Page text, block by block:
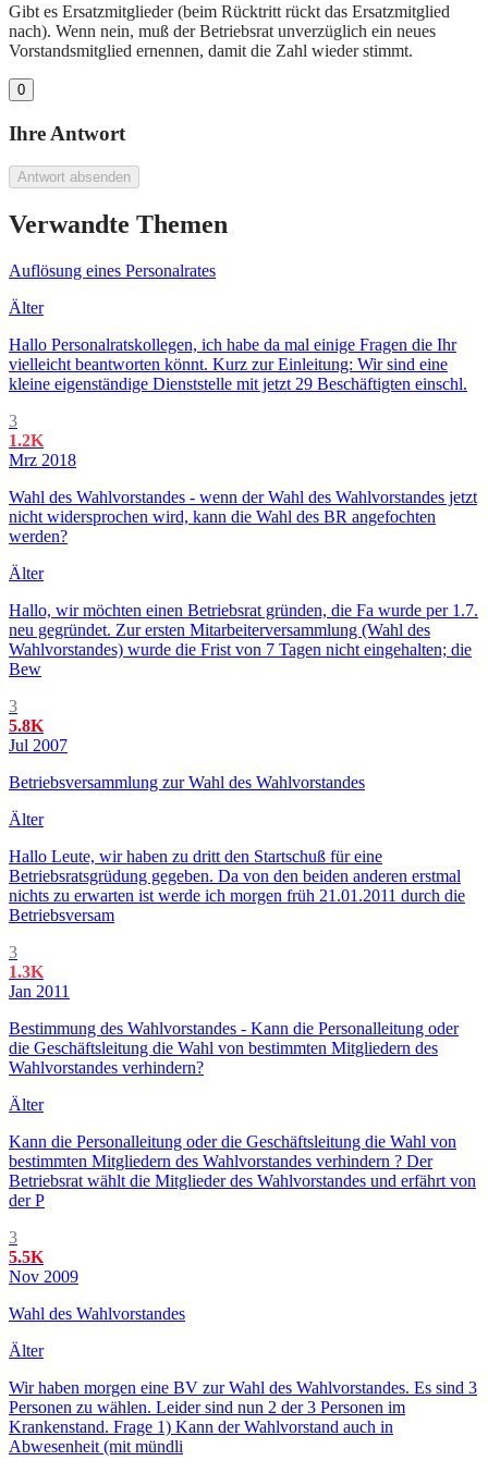
Gibt es Ersatzmitglieder (beim Rücktritt rückt das Ersatzmitglied
nach). Wenn nein, muß der Betriebsrat unverzüglich ein neues
Vorstandsmitglied ernennen, damit die Zahl wieder stimmt.
0
Ihre Antwort
Antwort absenden
Verwandte Themen
Auflösung eines Personalrates
Älter
Hallo Personalratskollegen, ich habe da mal einige Fragen die Ihr
vielleicht beantworten könnt. Kurz zur Einleitung: Wir sind eine
kleine eigenständige Dienststelle mit jetzt 29 Beschäftigten einschl.
3
1.2K
Mrz 2018
Wahl des Wahlvorstandes - wenn der Wahl des Wahlvorstandes jetzt
nicht widersprochen wird, kann die Wahl des BR angefochten
werden?
Älter
Hallo, wir möchten einen Betriebsrat gründen, die Fa wurde per 1.7.
neu gegründet. Zur ersten Mitarbeiterversammlung (Wahl des
Wahlvorstandes) wurde die Frist von 7 Tagen nicht eingehalten; die
Bew
3
5.8K
Jul 2007
Betriebsversammlung zur Wahl des Wahlvorstandes
Älter
Hallo Leute, wir haben zu dritt den Startschuß für eine
Betriebsratsgrüdung gegeben. Da von den beiden anderen erstmal
nichts zu erwarten ist werde ich morgen früh 21.01.2011 durch die
Betriebsversam
3
1.3K
Jan 2011
Bestimmung des Wahlvorstandes - Kann die Personalleitung oder
die Geschäftsleitung die Wahl von bestimmten Mitgliedern des
Wahlvorstandes verhindern?
Älter
Kann die Personalleitung oder die Geschäftsleitung die Wahl von
bestimmten Mitgliedern des Wahlvorstandes verhindern ? Der
Betriebsrat wählt die Mitglieder des Wahlvorstandes und erfährt von
der P
3
5.5K
Nov 2009
Wahl des Wahlvorstandes
Älter
Wir haben morgen eine BV zur Wahl des Wahlvorstandes. Es sind 3
Personen zu wählen. Leider sind nun 2 der 3 Personen im
Krankenstand. Frage 1) Kann der Wahlvorstand auch in
Abwesenheit (mit mündli